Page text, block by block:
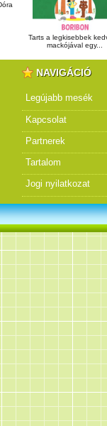
Tarts a legkisebbek
mackójával egy...
NAVIGÁCIÓ
Legújabb mesék
Kapcsolat
Partnerek
Tartalom
Jogi nyilatkozat